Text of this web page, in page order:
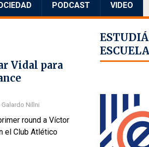
PODCAST VIDEO
Vidal para
Nillni
round a Víctor
el Club Atlético
ESCUELA